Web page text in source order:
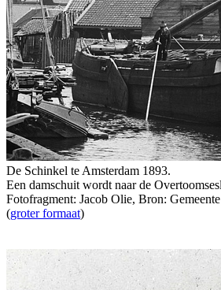
De Schinkel te Amsterdam 1893.
Een damschuit wordt naar de
Fotofragment: Jacob Olie, Bron:
(groter formaat)